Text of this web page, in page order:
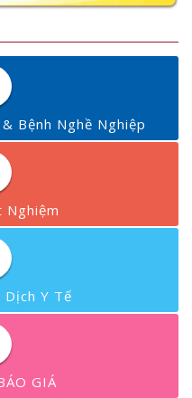
Bệnh Nghề Nghiệp
Nghiệm
Dịch Y Tế
GIÁ